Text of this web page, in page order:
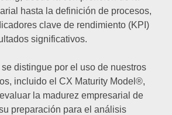
hasta la definición de procesos,
clave de rendimiento (KPI)
significativos.
distingue por el uso de nuestros
incluido el CX Maturity Model®,
la madurez empresarial de
preparación para el análisis